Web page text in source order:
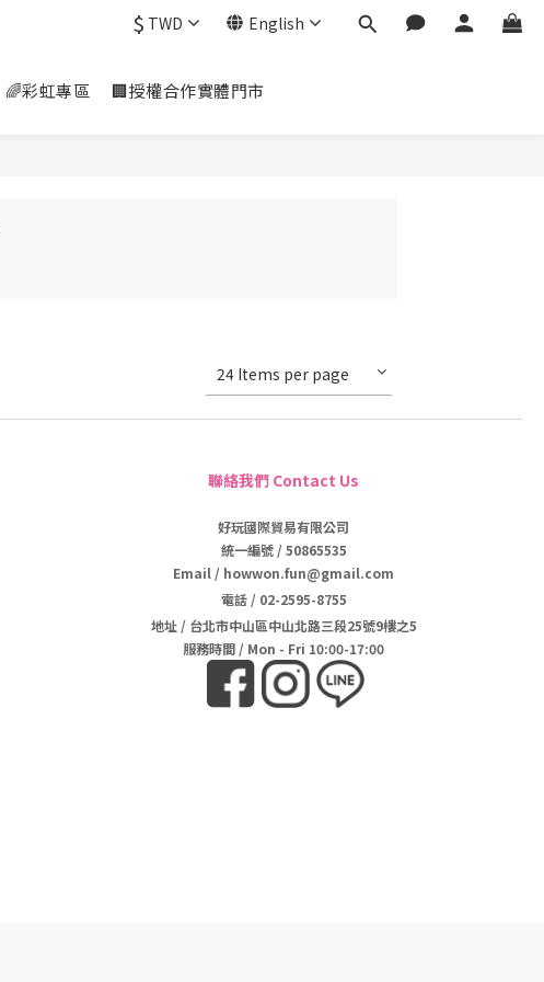
$ TWD English
🌈彩虹專區 🏢授權合作實體門市
24 Items per page
聯絡我們 Contact Us
好玩國際貿易有限公司
統一編號 / 50865535
Email / howwon.fun@gmail.com
電話/ 02-2595-8755
地址/ 台北市中山區中山北路三段25號9樓之5
服務時間 / Mon - Fri 10:00-17:00